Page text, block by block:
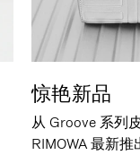
惊艳新品
从 Groove 系列
RIMOWA 最新